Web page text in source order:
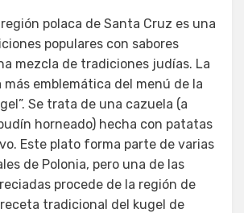
polaca de Santa Cruz es una
populares con sabores
mezcla de tradiciones judías. La
emblemática del menú de la
Se trata de una cazuela (a
horneado) hecha con patatas
Este plato forma parte de varias
de Polonia, pero una de las
procede de la región de
tradicional del kugel de